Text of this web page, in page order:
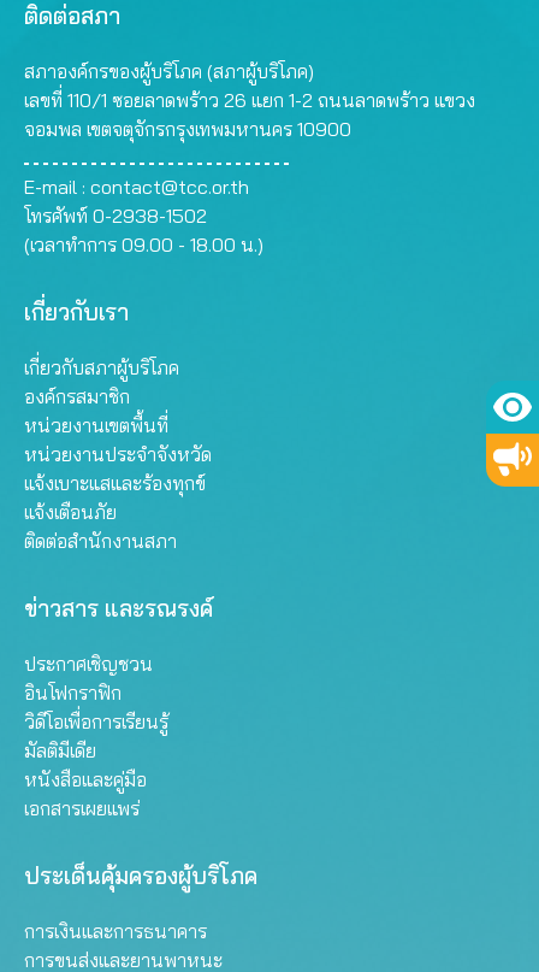
ติดต่อสภา
สภาองค์กรของผู้บริโภค (สภาผู้บริโภค)
เลขที่ 110/1 ซอยลาดพร้าว 26 แยก 1-2 ถนนลาดพร้าว แขวง
จอมพล เขตจตุจักรกรุงเทพมหานคร 10900
E-mail : contact@tcc.or.th
โทรศัพท์ 0-2938-1502
(เวลาทำการ 09.00 - 18.00 น.)
เกี่ยวกับเรา
เกี่ยวกับสภาผู้บริโภค
องค์กรสมาชิก
หน่วยงานเขตพื้นที่
หน่วยงานประจำจังหวัด
แจ้งเบาะแสและร้องทุกข์
แจ้งเตือนภัย
ติดต่อสำนักงานสภา
ข่าวสาร และรณรงค์
ประกาศเชิญชวน
อินโฟกราฟิก
วิดีโอเพื่อการเรียนรู้
มัลติมีเดีย
หนังสือและคู่มือ
เอกสารเผยแพร่
ประเด็นคุ้มครองผู้บริโภค
การเงินและการธนาคาร
การขนส่งและยานพาหนะ